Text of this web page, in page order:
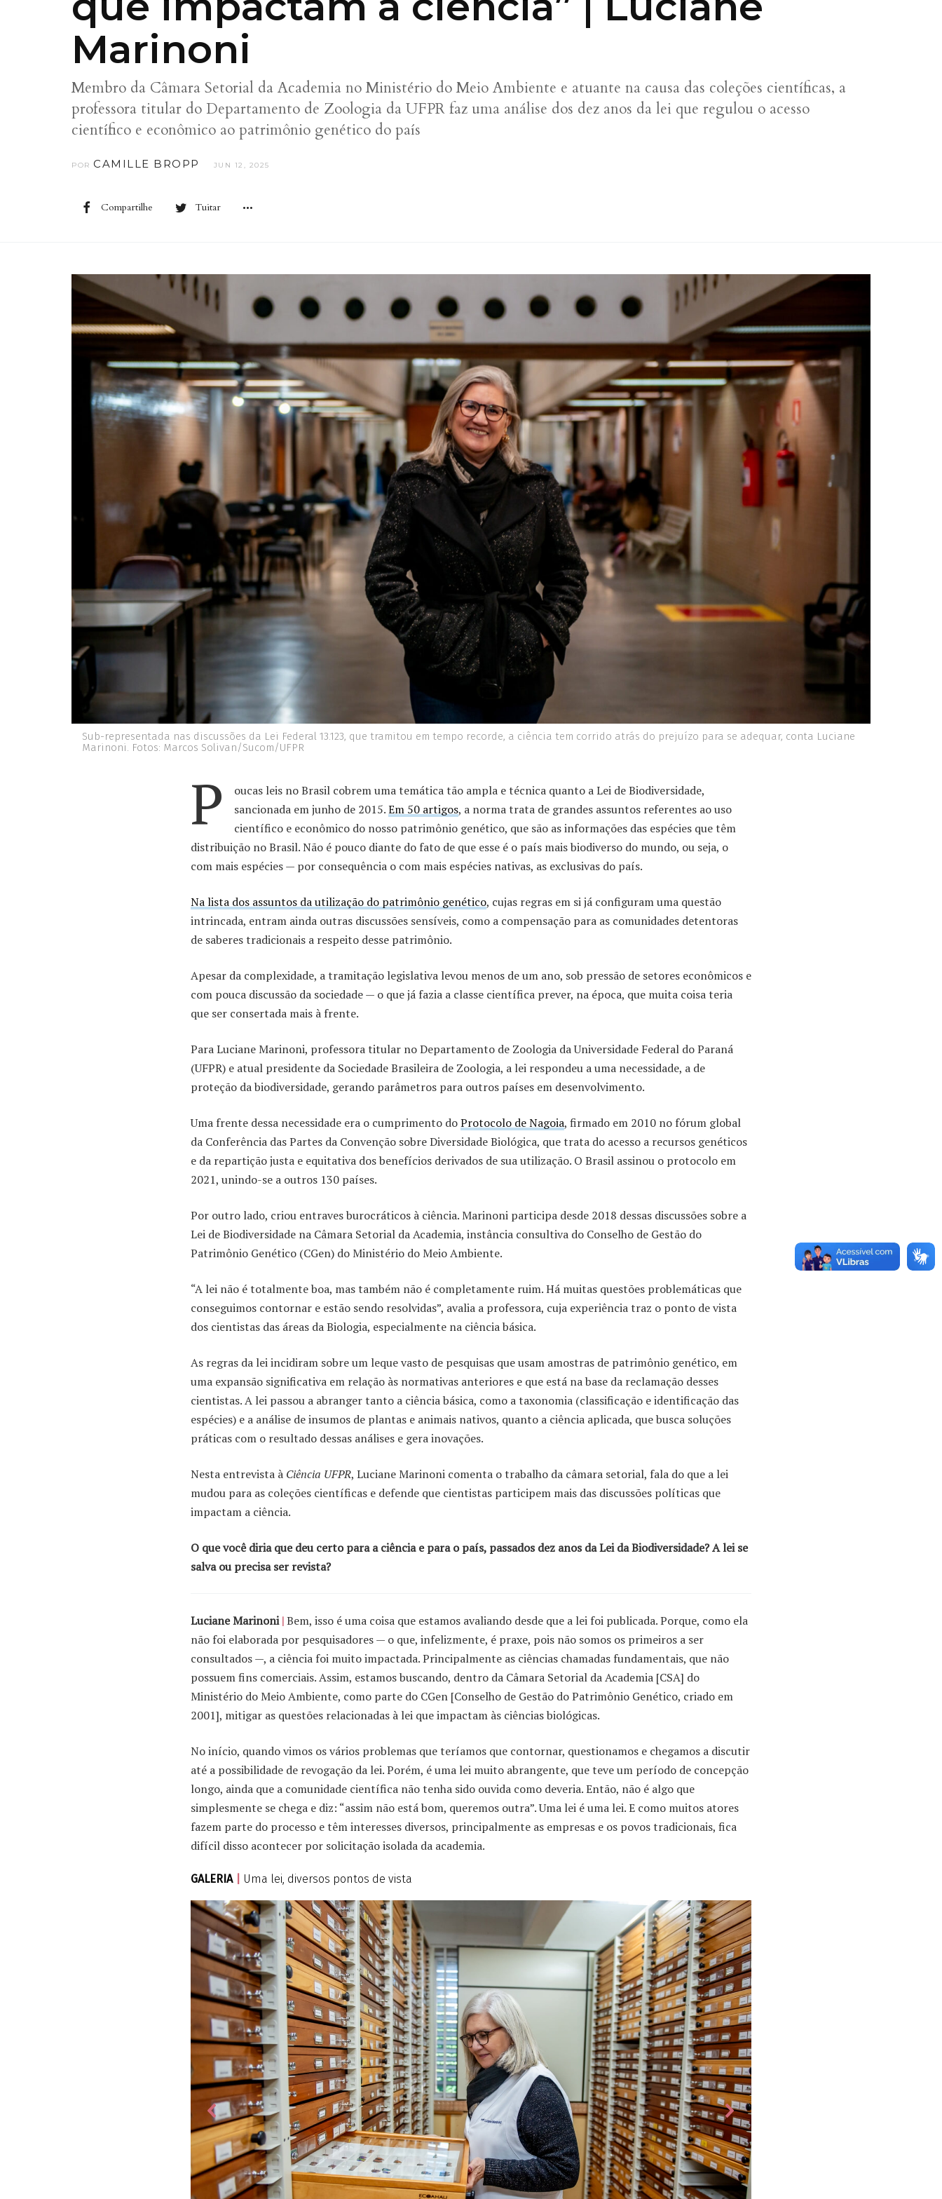
Marinoni
Membro da Câmara Setorial da Academia no Ministério do Meio Ambiente e atuante na causa das coleções científicas, a
professora titular do Departamento de Zoologia da UFPR faz uma análise dos dez anos da lei que regulou o acesso
científico e econômico ao patrimônio genético do país
POR CAMILLE BROPP JUN 12, 2025
Compartilhe Tuitar
Sub-representada nas discussões da Lei Federal 13.123, que tramitou em tempo recorde, a ciência tem corrido atrás do prejuízo para se adequar, conta Luciane
Marinoni. Fotos: Marcos Solivan/Sucom/UFPR
P
oucas leis no Brasil cobrem uma temática tão ampla e técnica quanto a Lei de Biodiversidade,
sancionada em junho de 2015.Em 50 artigos, a norma trata de grandes assuntos referentes ao uso
científico e econômico do nosso patrimônio genético, que são as informações das espécies que têm
distribuição no Brasil. Não é pouco diante do fato de que esse é o país mais biodiverso do mundo, ou seja, o
com mais espécies — por consequência o com mais espécies nativas, as exclusivas do país.
Na lista dos assuntos da utilização do patrimônio genético, cujas regras em si já configuram uma questão
intrincada, entram ainda outras discussões sensíveis, como a compensação para as comunidades detentoras
de saberes tradicionais a respeito desse patrimônio.
Apesar da complexidade, a tramitação legislativa levou menos de um ano, sob pressão de setores econômicos e
com pouca discussão da sociedade — o que já fazia a classe científica prever, na época, que muita coisa teria
que ser consertada mais à frente.
Para Luciane Marinoni, professora titular no Departamento de Zoologia da Universidade Federal do Paraná
(UFPR) e atual presidente da Sociedade Brasileira de Zoologia, a lei respondeu a uma necessidade, a de
proteção da biodiversidade, gerando parâmetros para outros países em desenvolvimento.
Uma frente dessa necessidade era o cumprimento doProtocolo de Nagoia, firmado em 2010 no fórum global
da Conferência das Partes da Convenção sobre Diversidade Biológica, que trata do acesso a recursos genéticos
e da repartição justa e equitativa dos benefícios derivados de sua utilização. O Brasil assinou o protocolo em
2021, unindo-se a outros 130 países.
Por outro lado, criou entraves burocráticos à ciência. Marinoni participa desde 2018 dessas discussões sobre a
Lei de Biodiversidade na Câmara Setorial da Academia, instância consultiva do Conselho de Gestão do
Patrimônio Genético (CGen) do Ministério do Meio Ambiente.
“A lei não é totalmente boa, mas também não é completamente ruim. Há muitas questões problemáticas que
conseguimos contornar e estão sendo resolvidas”, avalia a professora, cuja experiência traz o ponto de vista
dos cientistas das áreas da Biologia, especialmente na ciência básica.
As regras da lei incidiram sobre um leque vasto de pesquisas que usam amostras de patrimônio genético, em
uma expansão significativa em relação às normativas anteriores e que está na base da reclamação desses
cientistas. A lei passou a abranger tanto a ciência básica, como a taxonomia (classificação e identificação das
espécies) e a análise de insumos de plantas e animais nativos, quanto a ciência aplicada, que busca soluções
práticas com o resultado dessas análises e gera inovações.
Nesta entrevista à Ciência UFPR, Luciane Marinoni comenta o trabalho da câmara setorial, fala do que a lei
mudou para as coleções científicas e defende que cientistas participem mais das discussões políticas que
impactam a ciência.
O que você diria que deu certo para a ciência e para o país, passados dez anos da Lei da Biodiversidade? A lei se
salva ou precisa ser revista?
Luciane Marinoni|Bem, isso é uma coisa que estamos avaliando desde que a lei foi publicada. Porque, como ela
não foi elaborada por pesquisadores — o que, infelizmente, é praxe, pois não somos os primeiros a ser
consultados —, a ciência foi muito impactada. Principalmente as ciências chamadas fundamentais, que não
possuem fins comerciais. Assim, estamos buscando, dentro da Câmara Setorial da Academia [CSA] do
Ministério do Meio Ambiente, como parte do CGen [Conselho de Gestão do Patrimônio Genético, criado em
2001], mitigar as questões relacionadas à lei que impactam às ciências biológicas.
No início, quando vimos os vários problemas que teríamos que contornar, questionamos e chegamos a discutir
até a possibilidade de revogação da lei. Porém, é uma lei muito abrangente, que teve um período de concepção
longo, ainda que a comunidade científica não tenha sido ouvida como deveria. Então, não é algo que
simplesmente se chega e diz: “assim não está bom, queremos outra”. Uma lei é uma lei. E como muitos atores
fazem parte do processo e têm interesses diversos, principalmente as empresas e os povos tradicionais, fica
difícil disso acontecer por solicitação isolada da academia.
GALERIA Uma lei, diversos pontos de vista